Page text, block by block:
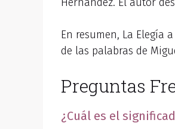
En resumen, La Elegía
de las palabras de
Preguntas
¿Cuál es el